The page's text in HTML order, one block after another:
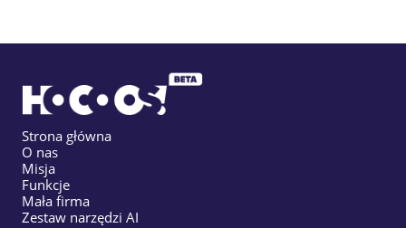
Strona główna
O nas
Misja
Funkcje
Mała firma
Zestaw narzędzi AI